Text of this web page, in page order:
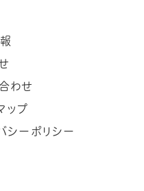
わせ
ップ
シーポリシー